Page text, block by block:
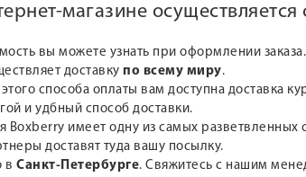
магазине
вы можете узнать при оформлении
доставку по всему миру.
способа оплаты вам доступна доставка
и удбный способ доставки.
Boxberry имеет одну из самых разветвленных
доставят туда вашу посылку.
в Санкт-Петербурге. Свяжитесь с нашим